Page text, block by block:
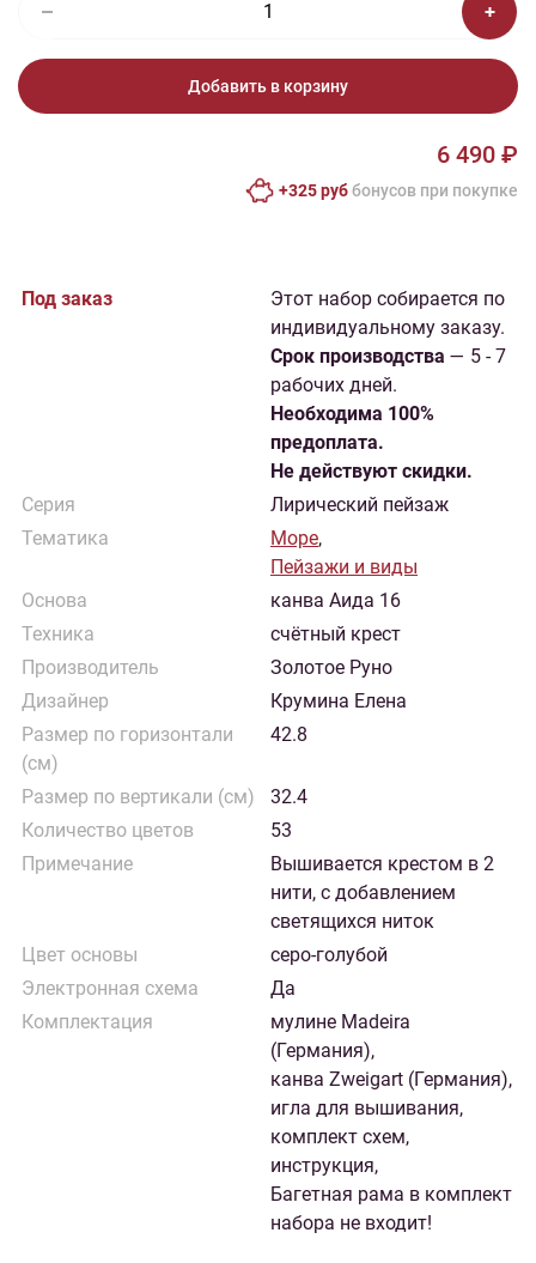
Добавить в корзину
6 490 ₽
+325 руббонусов при покупке
Под заказ
Этот набор собирается по
индивидуальному заказу.
Cрок производства — 5 - 7
рабочих дней.
Необходима 100%
предоплата.
Не действуют скидки.
Серия
Лирический пейзаж
Тематика
Море,
Пейзажи и виды
Основа
канва Аида 16
Техника
счётный крест
Производитель
Золотое Руно
Дизайнер
Крумина Елена
Размер по горизонтали
(см)
42.8
Размер по вертикали (см)
32.4
Количество цветов
53
Примечание
Вышивается крестом в 2
нити, с добавлением
светящихся ниток
Цвет основы
серо-голубой
Электронная схема
Да
Комплектация
мулине Madeira
(Германия),
канва Zweigart (Германия),
игла для вышивания,
комплект схем,
инструкция,
Багетная рама в комплект
набора не входит!